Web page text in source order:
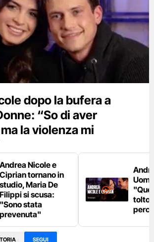
dopo la bufera a
“So di aver
la violenza mi
Andrea Nicole e
Ciprian tornano in
studio, Maria De
Filippi si scusa:
"Sono stata
prevenuta"
tolto
SEGUI